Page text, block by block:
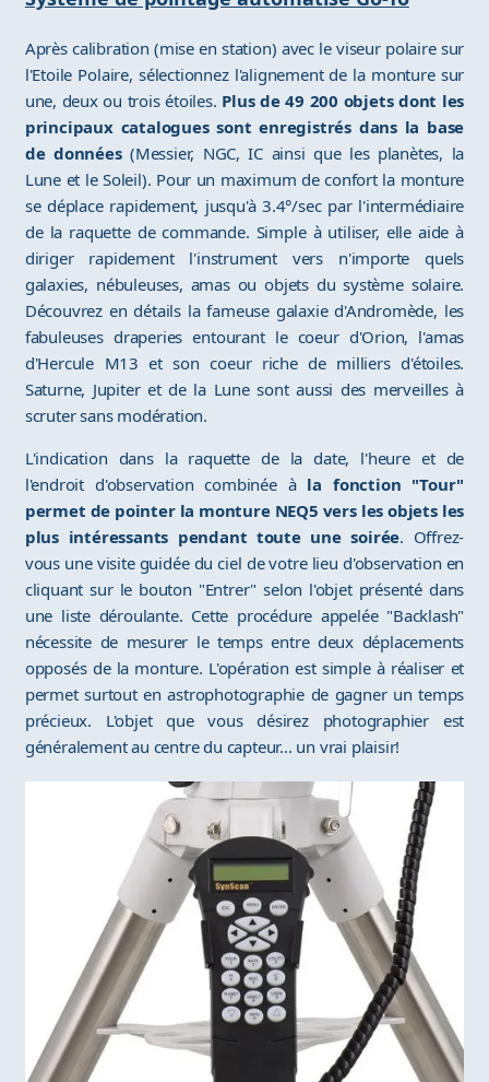
Après calibration (mise en station) avec le viseur polaire sur
l'Etoile Polaire, sélectionnez l'alignement de la monture sur
une, deux ou trois étoiles. Plus de 49 200 objets dont les
principaux catalogues sont enregistrés dans la base
de données(Messier, NGC, IC ainsi que les planètes, la
Lune et le Soleil). Pour un maximum de confort la monture
se déplace rapidement, jusqu'à 3.4°/sec par l'intermédiaire
de la raquette de commande. Simple à utiliser, elle aide à
diriger rapidement l'instrument vers n'importe quels
galaxies, nébuleuses, amas ou objets du système solaire.
Découvrez en détails la fameuse galaxie d'Andromède, les
fabuleuses draperies entourant le coeur d'Orion, l'amas
d'Hercule M13 et son coeur riche de milliers d'étoiles.
Saturne, Jupiter et de la Lune sont aussi des merveilles à
scruter sans modération.
L'indication dans la raquette de la date, l'heure et de
l'endroit d'observation combinée à la fonction "Tour"
permet de pointer la monture NEQ5 vers les objets les
plus intéressants pendant toute une soirée. Offrez-
vous une visite guidée du ciel de votre lieu d'observation en
cliquant sur le bouton "Entrer" selon l'objet présenté dans
une liste déroulante. Cette procédure appelée "Backlash"
nécessite de mesurer le temps entre deux déplacements
opposés de la monture. L'opération est simple à réaliser et
permet surtout en astrophotographie de gagner un temps
précieux. L'objet que vous désirez photographier est
généralement au centre du capteur... un vrai plaisir!